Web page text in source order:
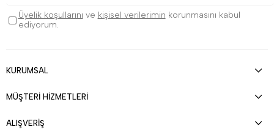
Üyelik koşullarını ve kişisel verilerimin korunmasını kabul
ediyorum.
KURUMSAL
MÜŞTERİ HİZMETLERİ
ALIŞVERİŞ